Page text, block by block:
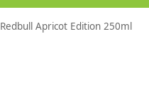
Redbull Apricot Edition 250ml